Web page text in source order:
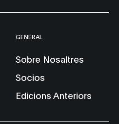
GENERAL
Sobre Nosaltres
Socios
Edicions Anteriors